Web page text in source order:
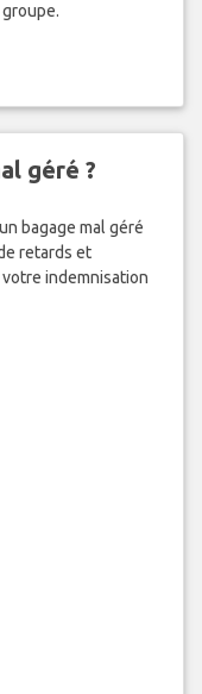
géré ?
bagage mal géré
retards et
indemnisation